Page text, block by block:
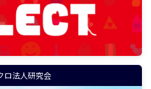
ロ法人研究会